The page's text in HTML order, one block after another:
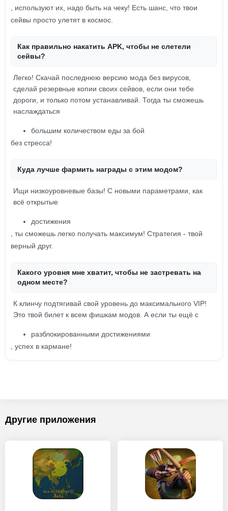
, используют их, надо быть на чеку! Есть шанс, что твои
сейвы просто улетят в космос.
Как правильно накатить APK, чтобы не слетели
сейвы?
Легко! Скачай последнюю версию мода без вирусов,
сделай резервные копии своих сейвов, если они тебе
дороги, и только потом устанавливай. Тогда ты сможешь
наслаждаться
большим количеством еды за бой
без стресса!
Куда лучше фармить награды с этим модом?
Ищи низкоуровневые базы! С новыми параметрами, как
всё открытые
достижения
, ты сможешь легко получать максимум! Стратегия - твой
верный друг.
Какого уровня мне хватит, чтобы не застревать на
одном месте?
К клинчу подтягивай свой уровень до максимального VIP!
Это твой билет к всем фишкам модов. А если ты ещё с
разблокированными достижениями
, успех в кармане!
Другие приложения